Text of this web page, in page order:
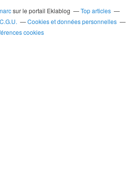
sur le portail Eklablog
Top articles
C.G.U.
Cookies et données personnelles
cookies